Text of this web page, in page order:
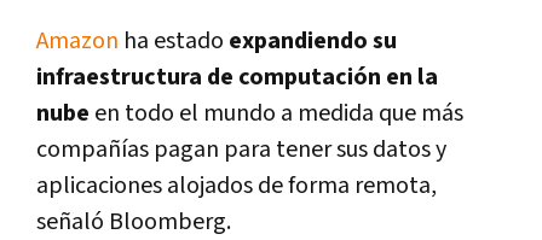
Amazon ha estado expandiendo su
infraestructura de computación en la
nube en todo el mundo a medida que más
compañí­as pagan para tener sus datos y
aplicaciones alojados de forma remota,
señaló Bloomberg.